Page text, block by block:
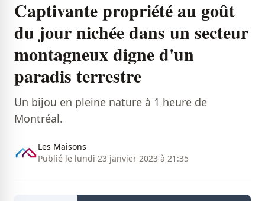
Captivante propriété au goût
du jour nichée dans un secteur
montagneux digne d'un
paradis terrestre
Un bijou en pleine nature à 1 heure de
Montréal.
Les Maisons
Publié le lundi 23 janvier 2023 à 21:35